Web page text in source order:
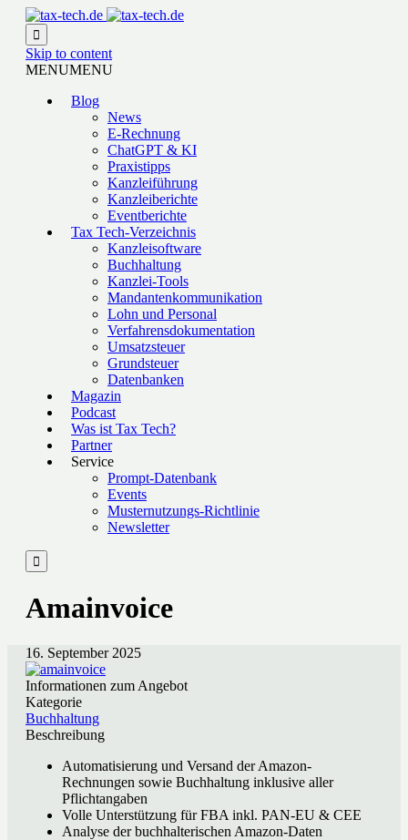

Skip to content
MENUMENU
Blog
News
E-Rechnung
ChatGPT & KI
Praxistipps
Kanzleiführung
Kanzleiberichte
Eventberichte
Tax Tech-Verzeichnis
Kanzleisoftware
Buchhaltung
Kanzlei-Tools
Mandantenkommunikation
Lohn und Personal
Verfahrensdokumentation
Umsatzsteuer
Grundsteuer
Datenbanken
Magazin
Podcast
Was ist Tax Tech?
Partner
Service
Prompt-Datenbank
Events
Musternutzungs-Richtlinie
Newsletter

Amainvoice
16. September 2025
Informationen zum Angebot
Kategorie
Buchhaltung
Beschreibung
Automatisierung und Versand der Amazon-
Rechnungen sowie Buchhaltung inklusive aller
Pflichtangaben
Volle Unterstützung für FBA inkl. PAN-EU & CEE
Analyse der buchhalterischen Amazon-Daten